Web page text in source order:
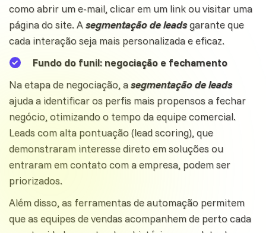
como abrir um e-mail, clicar em um link ou visitar uma
página do site. Asegmentação de leadsgarante que
cada interação seja mais personalizada e eficaz.
Fundo do funil: negociação e fechamento
Na etapa de negociação, asegmentação de leads
ajuda a identificar os perfis mais propensos a fechar
negócio, otimizando o tempo da equipe comercial.
Leads com alta pontuação (lead scoring), que
demonstraram interesse direto em soluções ou
entraram em contato com a empresa, podem ser
priorizados.
Além disso, as ferramentasde automação permitem
que as equipes de vendas acompanhem de perto cada